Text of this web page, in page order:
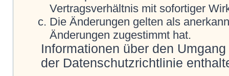
Vertragsverhältnis mit sofortiger
Die Änderungen gelten als
Änderungen zugestimmt hat.
Informationen über den
der Datenschutzrichtlinie